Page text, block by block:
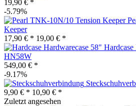
19,90 € *
-5.79%
Keeper
17,90 € * 19,00 € *
Hardcase
HN58W
549,00 € *
-9.17%
9,90 € * 10,90 € *
Zuletzt angesehen